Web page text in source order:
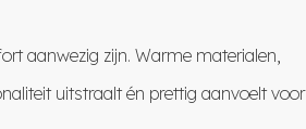
aanwezig zijn. Warme materialen,
uitstraalt én prettig aanvoelt voor